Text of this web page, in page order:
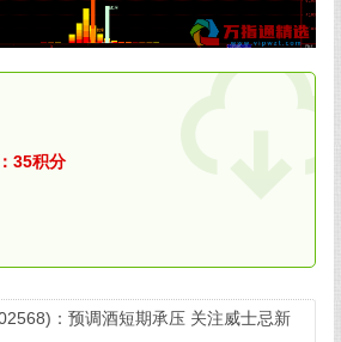
35积分
：预调酒短期承压 关注威士忌新